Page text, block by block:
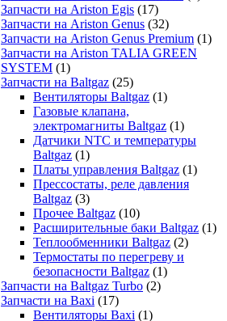
Запчасти на Ariston Egis (17)
Запчасти на Ariston Genus (32)
Запчасти на Ariston Genus Premium (1)
Запчасти на Ariston TALIA GREEN
SYSTEM (1)
Запчасти на Baltgaz (25)
Вентиляторы Baltgaz (1)
Газовые клапана,
электромагниты Baltgaz (1)
Датчики NTC и температуры
Baltgaz (1)
Платы управления Baltgaz (1)
Прессостаты, реле давления
Baltgaz (3)
Прочее Baltgaz (10)
Расширительные баки Baltgaz (1)
Теплообменники Baltgaz (2)
Термостаты по перегреву и
безопасности Baltgaz (1)
Запчасти на Baltgaz Turbo (2)
Запчасти на Baxi (17)
Вентиляторы Baxi (1)